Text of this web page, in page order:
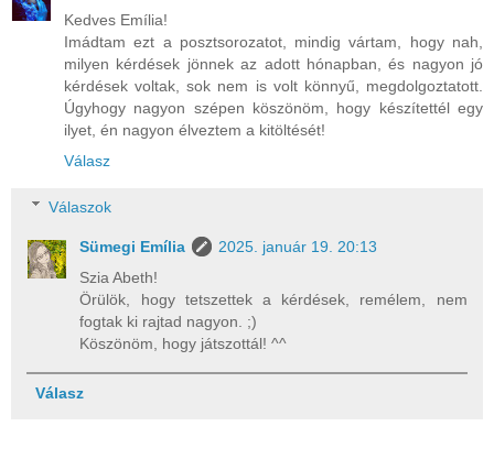
Kedves Emília!
Imádtam ezt a posztsorozatot, mindig vártam, hogy nah,
milyen kérdések jönnek az adott hónapban, és nagyon jó
kérdések voltak, sok nem is volt könnyű, megdolgoztatott.
Úgyhogy nagyon szépen köszönöm, hogy készítettél egy
ilyet, én nagyon élveztem a kitöltését!
Válasz
Válaszok
Sümegi Emília
2025. január 19. 20:13
Szia Abeth!
Örülök, hogy tetszettek a kérdések, remélem, nem
fogtak ki rajtad nagyon. ;)
Köszönöm, hogy játszottál! ^^
Válasz